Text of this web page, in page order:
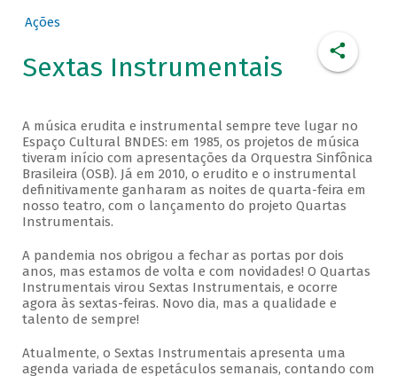
Ações
Sextas Instrumentais
A música erudita e instrumental sempre teve lugar no
Espaço Cultural BNDES: em 1985, os projetos de música
tiveram início com apresentações da Orquestra Sinfônica
Brasileira (OSB). Já em 2010, o erudito e o instrumental
definitivamente ganharam as noites de quarta-feira em
nosso teatro, com o lançamento do projeto Quartas
Instrumentais.
A pandemia nos obrigou a fechar as portas por dois
anos, mas estamos de volta e com novidades! O Quartas
Instrumentais virou Sextas Instrumentais, e ocorre
agora às sextas-feiras. Novo dia, mas a qualidade e
talento de sempre!
Atualmente, o Sextas Instrumentais apresenta uma
agenda variada de espetáculos semanais, contando com